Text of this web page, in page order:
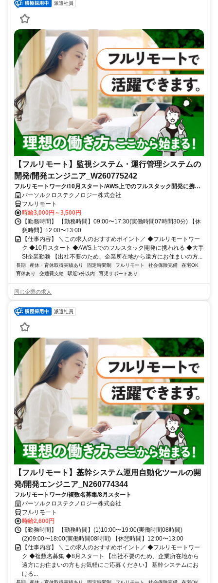
派遣社員
【フルリモート】監視システム・運行管理システムの
開発/開発エンジニア_W260775242
フルリモートワーク/10月スタート/AWS上でのフルスタック開発に携わ
れる/大手SI企業勤務
パーソルクロステクノロジー株式会社
フルリモート
時給3,000円～3,500円
【勤務時間】 【勤務時間】09:00〜17:30(実働時間07時間30分) 【休
憩時間】12:00〜13:00
【仕事内容】 ＼この求人のおすすめポイント／ ◆フルリモートワー
ク ◆10月スタート ◆AWS上でのフルスタック開発に携われる ◆大手
SI企業勤務 【出社不要のため、企業所在地から遠方にお住まいの方...
長期 産休・育休取得実績あり 固定時間制 フルリモート 社会保険完備
在宅OK
育休あり
交通費支給 駅近5分以内 育児サポートあり
同じ企業の求人
派遣社員
【フルリモート】基幹システム運用自動化ツールの開
発/開発エンジニア_N260774344
フルリモートワーク/複数名募集/8月スタート
パーソルクロステクノロジー株式会社
フルリモート
時給2,600円
【勤務時間】 【勤務時間】(1)10:00〜19:00(実働時間08時間)
(2)09:00〜18:00(実働時間08時間) 【休憩時間】12:00〜13:00
【仕事内容】 ＼この求人のおすすめポイント／ ◆フルリモートワー
ク ◆複数名募集 ◆8月スタート 【出社不要のため、企業所在地から
遠方にお住まいの方もお気軽にご応募ください】 基幹システムにお
ける...